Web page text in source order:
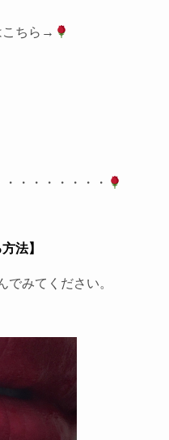
こちら→
・・・・・・・
法】
みてください。